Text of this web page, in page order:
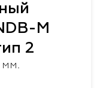
M
2
мм.